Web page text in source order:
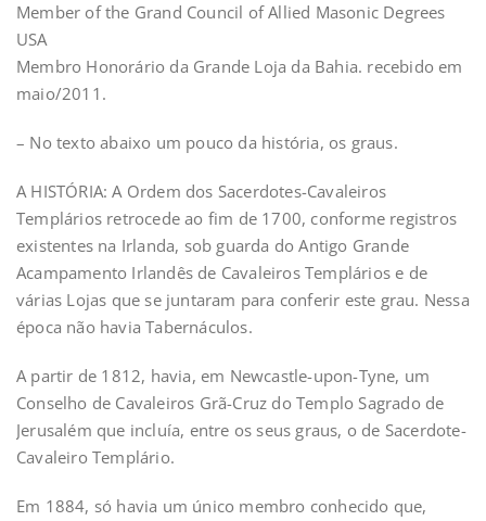
Member of the Grand Council of Allied Masonic Degrees
USA
Membro Honorário da Grande Loja da Bahia. recebido em
maio/2011.
– No texto abaixo um pouco da história, os graus.
A HISTÓRIA: A Ordem dos Sacerdotes-Cavaleiros
Templários retrocede ao fim de 1700, conforme registros
existentes na Irlanda, sob guarda do Antigo Grande
Acampamento Irlandês de Cavaleiros Templários e de
várias Lojas que se juntaram para conferir este grau. Nessa
época não havia Tabernáculos.
A partir de 1812, havia, em Newcastle-upon-Tyne, um
Conselho de Cavaleiros Grã-Cruz do Templo Sagrado de
Jerusalém que incluía, entre os seus graus, o de Sacerdote-
Cavaleiro Templário.
Em 1884, só havia um único membro conhecido que,